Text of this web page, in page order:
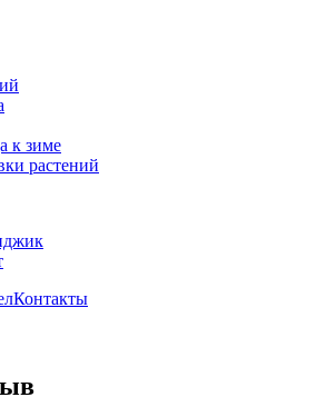
к зиме
растений
Контакты